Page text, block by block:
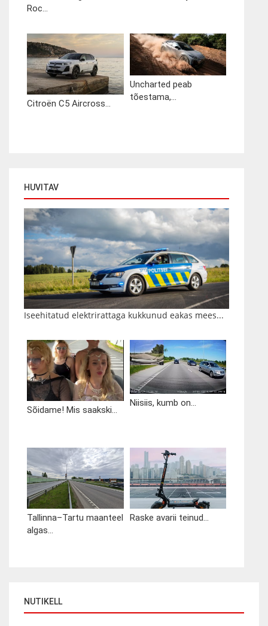
Roc...
Citroën C5 Aircross...
Uncharted peab
tõestama,...
HUVITAV
Iseehitatud elektrirattaga kukkunud eakas mees...
Sõidame! Mis saakski...
Niisiis, kumb on...
Tallinna–Tartu maanteel
algas...
Raske avarii teinud...
NUTIKELL